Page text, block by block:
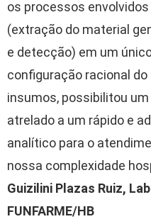
os processos
(extração do material
e detecção) em um
configuração racional
insumos, possibilitou
atrelado a um rápido e
analítico para o
nossa complexidade
Guizilini Plazas Ruiz,
FUNFARME/HB